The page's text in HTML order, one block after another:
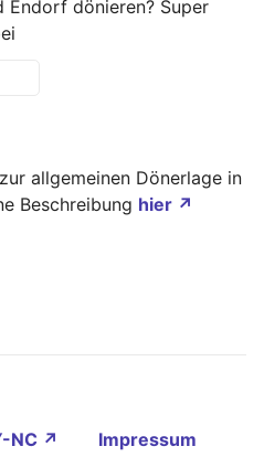
Endorf dönieren? Super
allgemeinen Dönerlage in
Beschreibung hier ↗
NC ↗
Impressum